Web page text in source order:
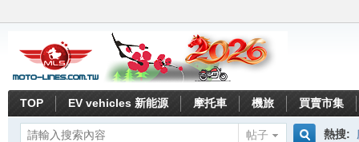
TOP EV vehicles 新能源 摩托車 機旅 買賣市集
帖子
熱搜: